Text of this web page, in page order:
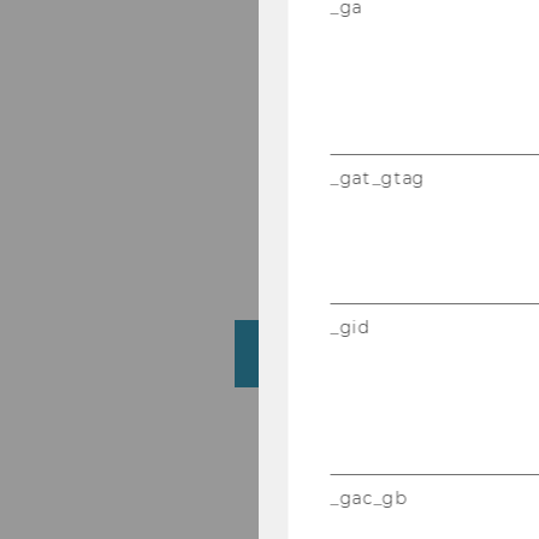
Urban
Ap­p­lied
_ga
_gat_gtag
_gid
_gac_gb